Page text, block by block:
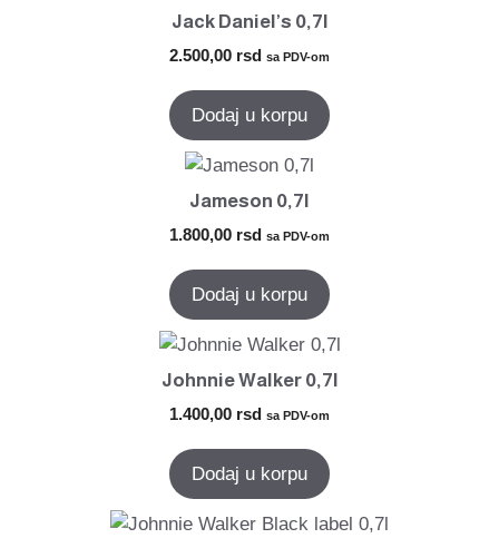
Jack Daniel’s 0,7l
2.500,00 rsd sa PDV-om
Dodaj u korpu
Jameson 0,7l
1.800,00 rsd sa PDV-om
Dodaj u korpu
Johnnie Walker 0,7l
1.400,00 rsd sa PDV-om
Dodaj u korpu